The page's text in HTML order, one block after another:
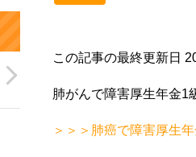
2019-12-02
この記事の最終更新日
肺がんで障害厚生年金1
＞＞＞肺癌で障害厚生